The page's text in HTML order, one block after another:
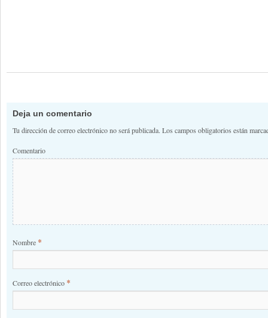
Deja un comentario
Tu dirección de correo electrónico no será publicada. Los campos obligatorios están
Comentario
Nombre *
Correo electrónico *